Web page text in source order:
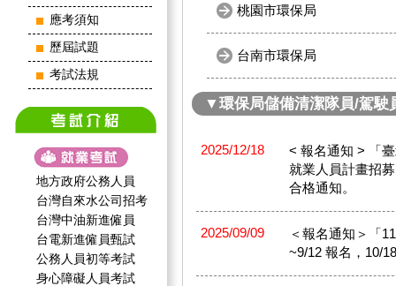
應考須知
歷屆試題
考試法規
地方政府公務人員
台灣自來水公司招考
台灣中油新進僱員
台電新進僱員甄試
公務人員初等考試
身心障礙人員考試
桃園市環保局
台南市環保局
▼環保局儲備清潔隊員/駕駛
2025/12/18
< 報名通知 > 「
就業人員計畫招
合格通知。
2025/09/09
＜報名通知＞「
~9/12 報名，10/